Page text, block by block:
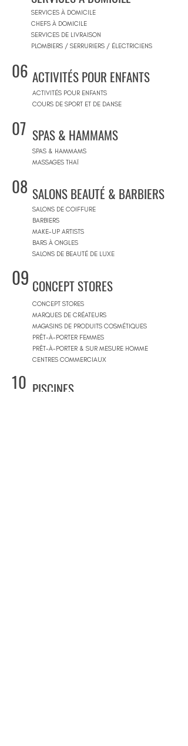
SERVICES À DOMICILE
CHEFS À DOMICILE
SERVICES DE LIVRAISON
PLOMBIERS / SERRURIERS / ÉLECTRICIENS
06 ACTIVITÉS POUR ENFANTS
ACTIVITÉS POUR ENFANTS
COURS DE SPORT ET DE DANSE
07 SPAS & HAMMAMS
SPAS & HAMMAMS
MASSAGES THAÏ
08 SALONS BEAUTÉ & BARBIERS
SALONS DE COIFFURE
BARBIERS
MAKE-UP ARTISTS
BARS À ONGLES
SALONS DE BEAUTÉ DE LUXE
09 CONCEPT STORES
CONCEPT STORES
MARQUES DE CRÉATEURS
MAGASINS DE PRODUITS COSMÉTIQUES
PRÊT-À-PORTER FEMMES
PRÊT-À-PORTER & SUR MESURE HOMME
CENTRES COMMERCIAUX
10 PISCINES